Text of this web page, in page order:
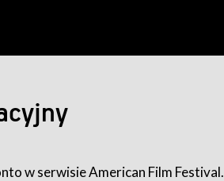
w serwisie American Film Festival.